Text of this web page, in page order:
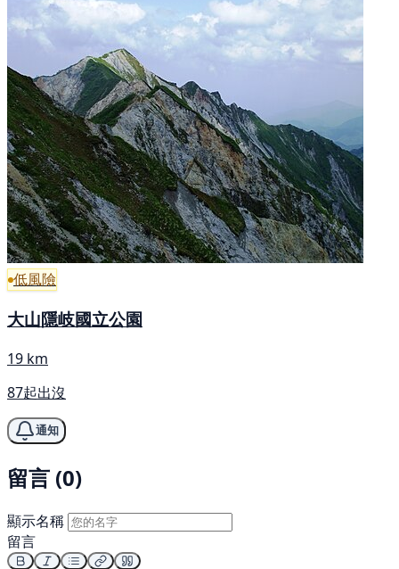
低風險
大山隱岐國立公園
19 km
87起出沒
通知
留言 (0)
顯示名稱
留言